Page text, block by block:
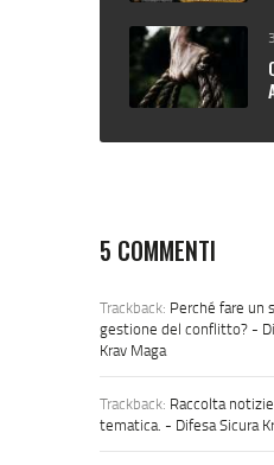
5 COMMENTI
Trackback: Perché fare un
gestione del conflitto? -
Krav Maga
Trackback: Raccolta
tematica. - Difesa Sicura